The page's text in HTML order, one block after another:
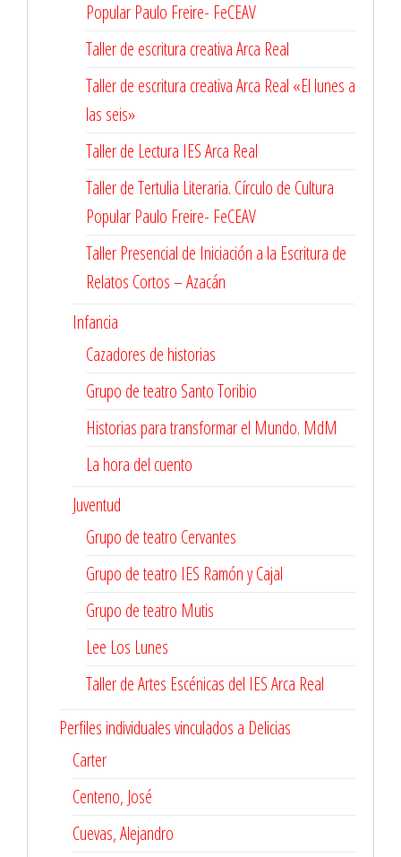
Popular Paulo Freire- FeCEAV
Taller de escritura creativa Arca Real
Taller de escritura creativa Arca Real «El lunes a
las seis»
Taller de Lectura IES Arca Real
Taller de Tertulia Literaria. Círculo de Cultura
Popular Paulo Freire- FeCEAV
Taller Presencial de Iniciación a la Escritura de
Relatos Cortos – Azacán
Infancia
Cazadores de historias
Grupo de teatro Santo Toribio
Historias para transformar el Mundo. MdM
La hora del cuento
Juventud
Grupo de teatro Cervantes
Grupo de teatro IES Ramón y Cajal
Grupo de teatro Mutis
Lee Los Lunes
Taller de Artes Escénicas del IES Arca Real
Perfiles individuales vinculados a Delicias
Carter
Centeno, José
Cuevas, Alejandro